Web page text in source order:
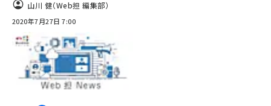
山川 健（Web担 編集部）
2020年7月27日 7:00